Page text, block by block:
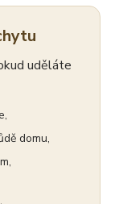
uděláte
domu,